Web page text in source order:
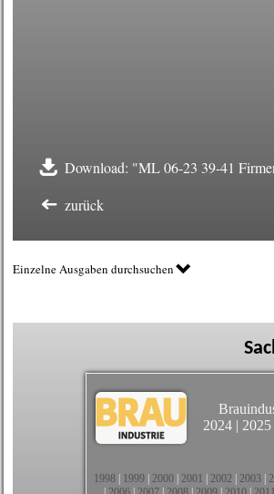
Download: "ML 06-23 39-41
zurück
Einzelne Ausgaben durchsuchen
2024 | 2025
1998 1999 2000 2001 2002 2003